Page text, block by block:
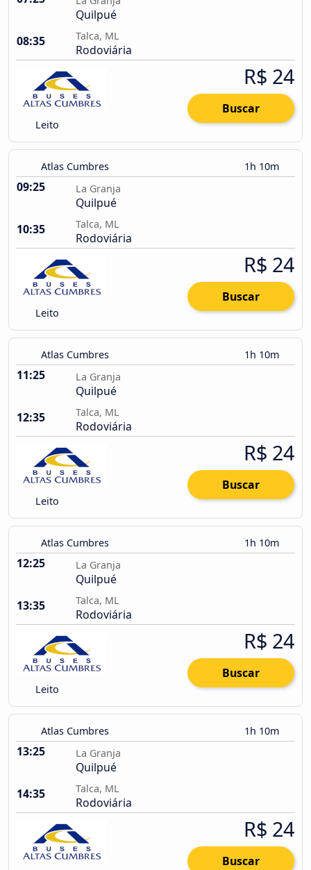
Quilpué
08:35
Talca, ML
Rodoviária
Leito
R$ 24
Buscar
Atlas Cumbres 1h 10m
09:25 La Granja
Quilpué
10:35
Talca, ML
Rodoviária
Leito
R$ 24
Buscar
Atlas Cumbres 1h 10m
11:25 La Granja
Quilpué
12:35
Talca, ML
Rodoviária
Leito
R$ 24
Buscar
Atlas Cumbres 1h 10m
12:25 La Granja
Quilpué
13:35
Talca, ML
Rodoviária
Leito
R$ 24
Buscar
Atlas Cumbres 1h 10m
13:25 La Granja
Quilpué
14:35
Talca, ML
Rodoviária
R$ 24
Buscar